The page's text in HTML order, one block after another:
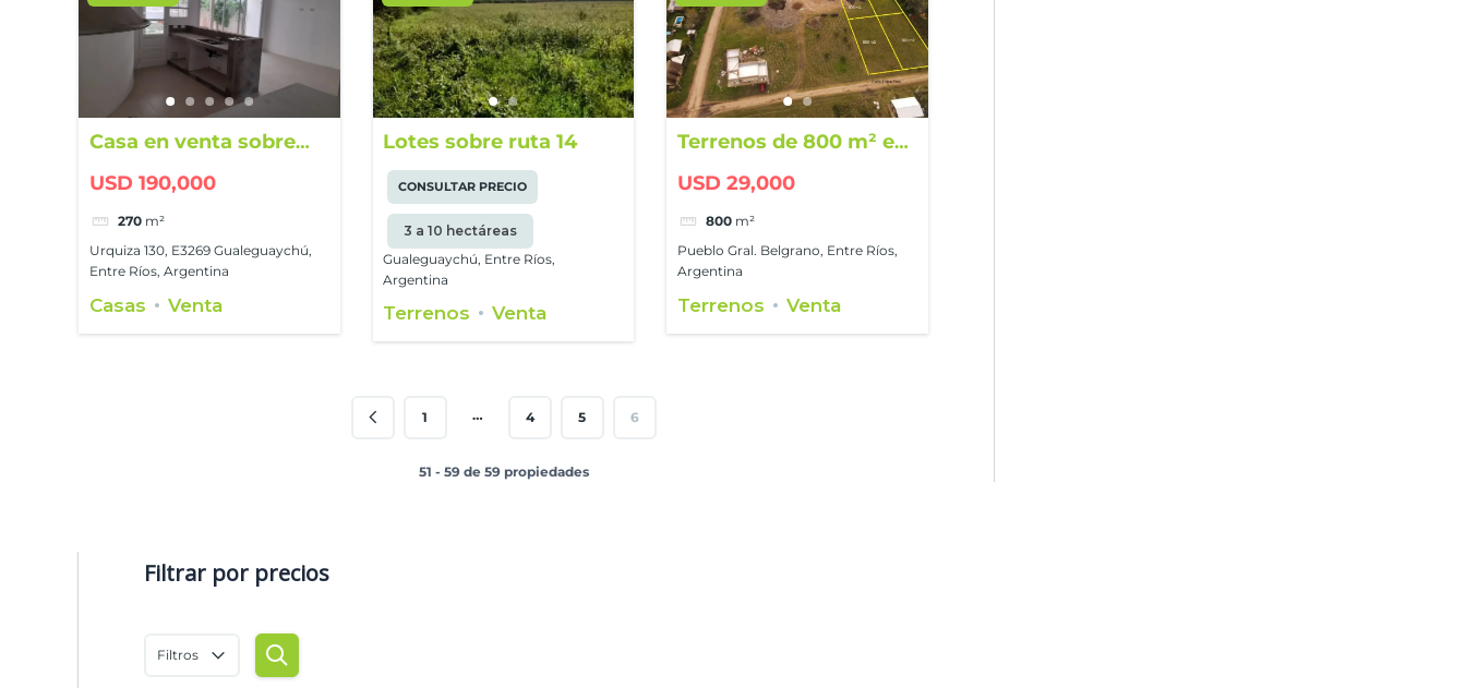
Casa en venta sobre
USD 190,000
270 m²
Urquiza 130, E3269 Gualeguaychú,
Entre Ríos, Argentina
Casas Venta
Lotes sobre ruta 14
CONSULTAR PRECIO
3 a 10 hectáreas
Gualeguaychú, Entre Ríos,
Argentina
Terrenos Venta
Terrenos de 800 m² en
Belgrano
USD 29,000
800 m²
Pueblo Gral. Belgrano, Entre Ríos,
Argentina
Terrenos Venta
1 … 4 5 6
51 - 59 de 59 propiedades
Filtrar por precios
Filtros